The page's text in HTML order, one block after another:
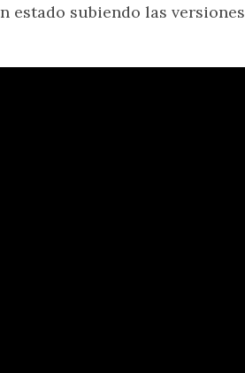
estado subiendo las versiones